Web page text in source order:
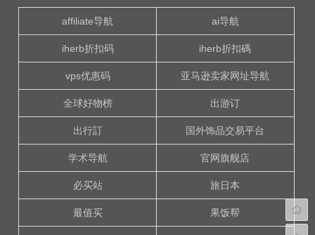
affiliate导航 ai导航
iherb折扣码 iherb折扣碼
vps优惠码 亚马逊卖家网址导航
全球好物榜 出游订
出行訂 国外饰品交易平台
学术导航 官网旗舰店
必买站 旅日本
最值买 果饭帮